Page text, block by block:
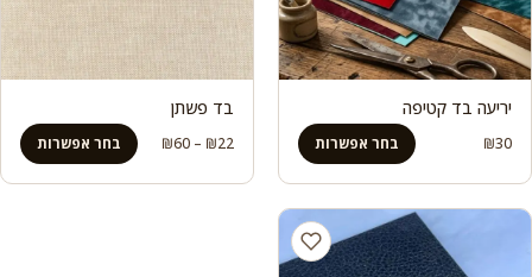
יריעה בד קטיפה
₪30 בחר אפשרות
בד פשתן
₪22
–
₪60
מחירים:
בחר אפשרות